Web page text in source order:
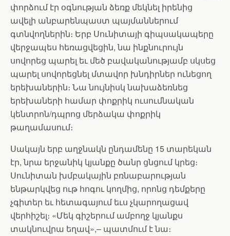
փորձում էր օգնության ձեռք մեկնել իրենից
ավելի անբարենպաստ պայմաններում
գտնվողներին։ Երբ Սունիտայի գիպսակապերը
վերջապես հեռացվեցին, նա ինքնուրույն
սովորեց պարել եւ մեծ բավականությամբ սկսեց
պարել սովորեցնել մտավոր խնդիրներ ունեցող
երեխաներին։ Նա նույնիսկ նախաձեռնեց
երեխաների համար փոքրիկ ուսումնական
կենտրոն/դպրոց մերձակա փոքրիկ
թաղամասում։
Սակայն երբ աղջնակն ընդամենը 15 տարեկան
էր, նրա երջանիկ կյանքը ծանր ցնցում կրեց։
Սունիտան խմբակային բռնաբարության
ենթարկվեց ութ հոգու կողմից, որոնց դեմքերը
չգիտեր եւ հետագայում եւս չկարողացավ
վերհիշել։ «Մեկ գիշերում ամբողջ կյանքս
տակնուվրա եղավ»,– պատմում է նա։